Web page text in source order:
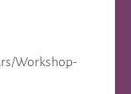
Workshop-